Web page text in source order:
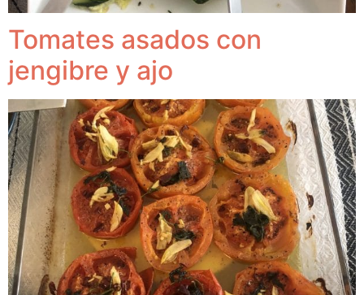
Tomates asados con
jengibre y ajo